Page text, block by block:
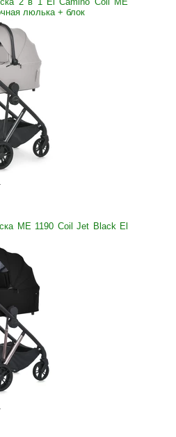
люлька + блок
.
ME 1190 Coil Jet Black El
.